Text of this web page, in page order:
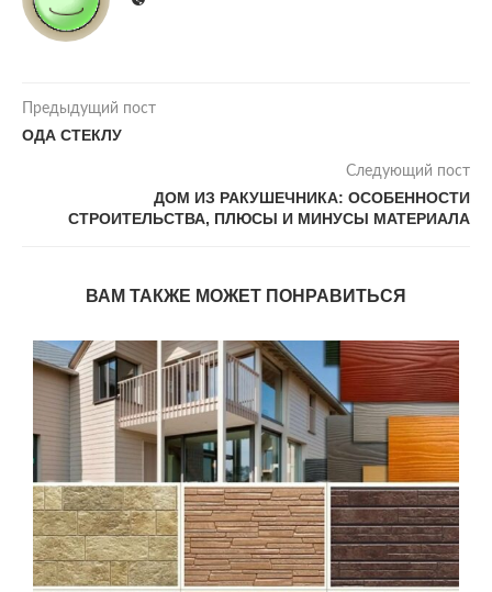
Предыдущий пост
ОДА СТЕКЛУ
Следующий пост
ДОМ ИЗ РАКУШЕЧНИКА: ОСОБЕННОСТИ
СТРОИТЕЛЬСТВА, ПЛЮСЫ И МИНУСЫ МАТЕРИАЛА
ВАМ ТАКЖЕ МОЖЕТ ПОНРАВИТЬСЯ